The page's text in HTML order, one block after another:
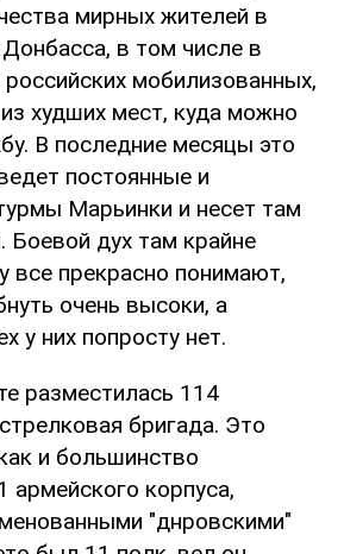
мирных жителей в
в том числе в
мобилизованных,
худших мест, куда можно
В последние месяцы это
постоянные и
Марьинки и несет там
Боевой дух там крайне
все прекрасно понимают,
очень высоки, а
у них попросту нет.
разместилась 114
бригада. Это
и большинство
армейского корпуса,
"днровскими"